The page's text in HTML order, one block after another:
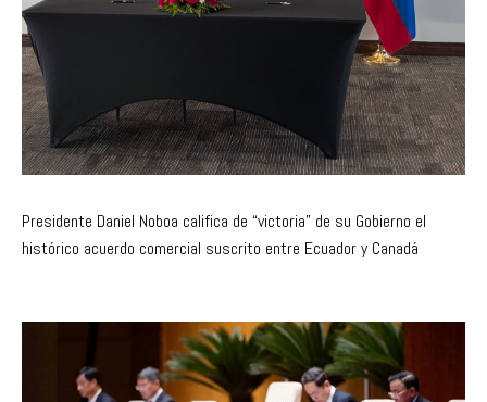
Presidente Daniel Noboa califica de “victoria” de su Gobierno el
histórico acuerdo comercial suscrito entre Ecuador y Canadá